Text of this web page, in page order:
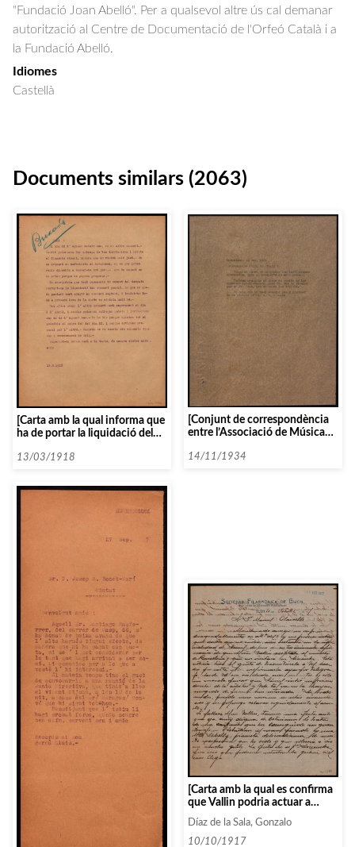
"Fundació Joan Abelló". Per a qualsevol altre ús cal demanar
autorització al Centre de Documentació de l'Orfeó Català i a
la Fundació Abelló.
Idiomes
Castellà
Documents similars (2063)
[Carta amb la qual informa que
ha de portar la liquidació del
13/03/1918
[Conjunt de correspondència
entre l’Associació de Música
entitats que comencen amb la
14/11/1934
[Carta amb la qual es confirma
que Vallin podria actuar a
Desembre]
Díaz de la Sala, Gonzalo
10/10/1917